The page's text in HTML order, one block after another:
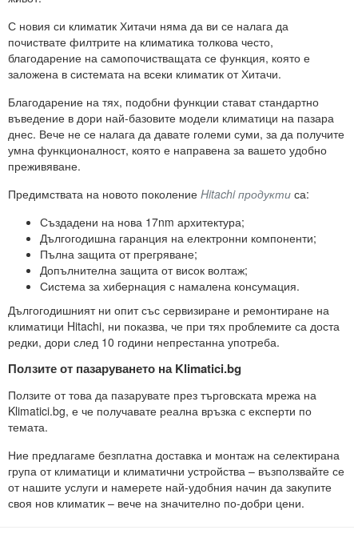
С новия си климатик Хитачи няма да ви се налага да
почиствате филтрите на климатика толкова често,
благодарение на самопочистващата се функция, която е
заложена в системата на всеки климатик от Хитачи.
Благодарение на тях, подобни функции стават стандартно
въведение в дори най-базовите модели климатици на пазара
днес. Вече не се налага да давате големи суми, за да получите
умна функционалност, която е направена за вашето удобно
преживяване.
Предимствата на новото поколение Hitachi продукти са:
Създадени на нова 17nm архитектура;
Дългогодишна гаранция на електронни компоненти;
Пълна защита от прегряване;
Допълнителна защита от висок волтаж;
Система за хибернация с намалена консумация.
Дългогодишният ни опит със сервизиране и ремонтиране на
климатици Hitachi, ни показва, че при тях проблемите са доста
редки, дори след 10 години непрестанна употреба.
Ползите от пазаруването на Klimatici.bg
Ползите от това да пазарувате през търговската мрежа на
Klimatici.bg, е че получавате реална връзка с експерти по
темата.
Ние предлагаме безплатна доставка и монтаж на селектирана
група от климатици и климатични устройства – възползвайте се
от нашите услуги и намерете най-удобния начин да закупите
своя нов климатик – вече на значително по-добри цени.